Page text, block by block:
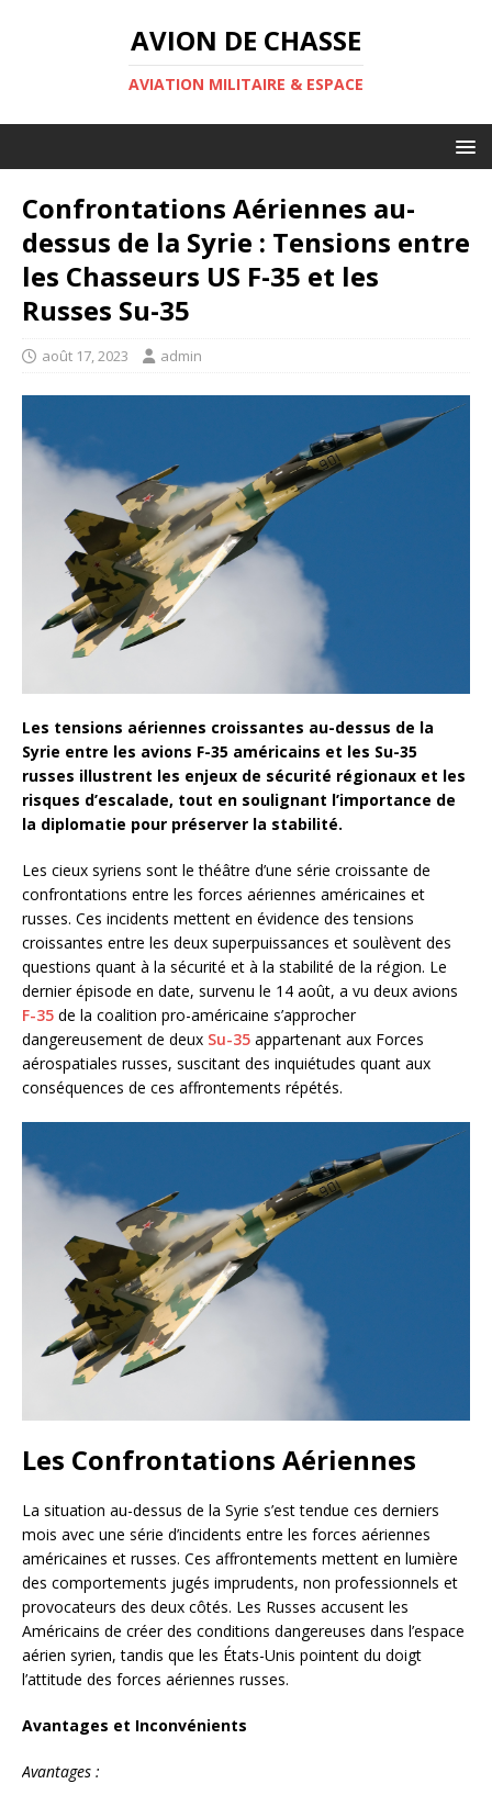
AVION DE CHASSE
AVIATION MILITAIRE & ESPACE
Confrontations Aériennes au-
dessus de la Syrie : Tensions entre
les Chasseurs US F-35 et les
Russes Su-35
août 17, 2023 admin
Les tensions aériennes croissantes au-dessus de la
Syrie entre les avions F-35 américains et les Su-35
russes illustrent les enjeux de sécurité régionaux et les
risques d’escalade, tout en soulignant l’importance de
la diplomatie pour préserver la stabilité.
Les cieux syriens sont le théâtre d’une série croissante de
confrontations entre les forces aériennes américaines et
russes. Ces incidents mettent en évidence des tensions
croissantes entre les deux superpuissances et soulèvent des
questions quant à la sécurité et à la stabilité de la région. Le
dernier épisode en date, survenu le 14 août, a vu deux avions
F-35 de la coalition pro-américaine s’approcher
dangereusement de deux Su-35 appartenant aux Forces
aérospatiales russes, suscitant des inquiétudes quant aux
conséquences de ces affrontements répétés.
Les Confrontations Aériennes
La situation au-dessus de la Syrie s’est tendue ces derniers
mois avec une série d’incidents entre les forces aériennes
américaines et russes. Ces affrontements mettent en lumière
des comportements jugés imprudents, non professionnels et
provocateurs des deux côtés. Les Russes accusent les
Américains de créer des conditions dangereuses dans l’espace
aérien syrien, tandis que les États-Unis pointent du doigt
l’attitude des forces aériennes russes.
Avantages et Inconvénients
Avantages :